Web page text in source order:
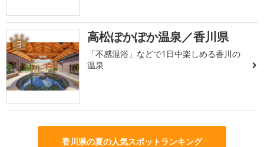
3 高松ぽかぽか温泉／香川県
「不感混浴」などで1日中楽しめる香川の
温泉
香川県の夏の人気スポットランキング